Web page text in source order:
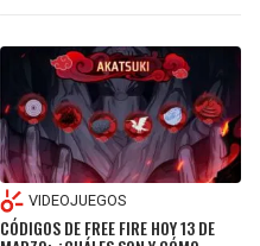
VIDEOJUEGOS
CÓDIGOS DE FREE FIRE HOY 13 DE